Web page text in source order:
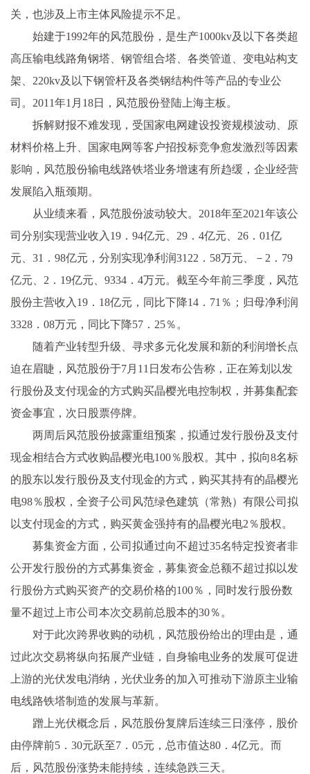
关，也涉及上市主体风险提示不足。
始建于1992年的风范股份，是生产1000kv及以下各类超
高压输电线路角钢塔、钢管组合塔、各类管道、变电站构支
架、220kv及以下钢管杆及各类钢结构件等产品的专业公
司。2011年1月18日，风范股份登陆上海主板。
拆解财报不难发现，受国家电网建设投资规模波动、原
材料价格上升、国家电网等客户招投标竞争愈发激烈等因素
影响，风范股份输电线路铁塔业务增速有所趋缓，企业经营
发展陷入瓶颈期。
从业绩来看，风范股份波动较大。2018年至2021年该公
司分别实现营业收入19．94亿元、29．4亿元、26．01亿
元、31．98亿元，分别实现净利润3122．58万元、－2．79
亿元、2．19亿元、9334．4万元。截至今年前三季度，风范
股份主营收入19．18亿元，同比下降14．71％；归母净利润
3328．08万元，同比下降57．25％。
随着产业转型升级、寻求多元化发展和新的利润增长点
迫在眉睫，风范股份于7月11日发布公告称，正在筹划以发
行股份及支付现金的方式购买晶樱光电控制权，并募集配套
资金事宜，次日股票停牌。
两周后风范股份披露重组预案，拟通过发行股份及支付
现金相结合方式收购晶樱光电100％股权。其中，拟向8名标
的股东以发行股份及支付现金的方式，购买其持有的晶樱光
电98％股权，全资子公司风范绿色建筑（常熟）有限公司拟
以支付现金的方式，购买黄金强持有的晶樱光电2％股权。
募集资金方面，公司拟通过向不超过35名特定投资者非
公开发行股份的方式募集资金，募集资金总额不超过拟以发
行股份方式购买资产的交易价格的100％，同时发行股份数
量不超过上市公司本次交易前总股本的30％。
对于此次跨界收购的动机，风范股份给出的理由是，通
过此次交易将纵向拓展产业链，自身输电业务的发展可促进
上游的光伏发电消纳，光伏业务的加入可推动下游原主业输
电线路铁塔制造的发展与革新。
蹭上光伏概念后，风范股份复牌后连续三日涨停，股价
由停牌前5．30元跃至7．05元，总市值达80．4亿元。而
后，风范股份涨势未能持续，连续急跌三天。